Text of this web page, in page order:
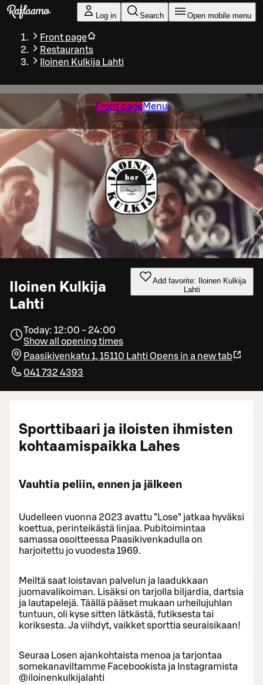
Skip to main content
Log in Search Open mobile menu
Front page
Restaurants
Iloinen Kulkija Lahti
Front pageMenu
Iloinen Kulkija
Lahti
Add favorite: Iloinen Kulkija
Lahti
Today: 12:00 - 24:00
Show all opening times
Paasikivenkatu 1, 15110 Lahti Opens in a new tab
041 732 4393
Sporttibaari ja iloisten ihmisten
kohtaamispaikka Lahes
Vauhtia peliin, ennen ja jälkeen
Uudelleen vuonna 2023 avattu ”Lose” jatkaa hyväksi
koettua, perinteikästä linjaa. Pubitoimintaa
samassa osoitteessa Paasikivenkadulla on
harjoitettu jo vuodesta 1969.
Meiltä saat loistavan palvelun ja laadukkaan
juomavalikoiman. Lisäksi on tarjolla biljardia, dartsia
ja lautapelejä. Täällä pääset mukaan urheilujuhlan
tuntuun, oli kyse sitten lätkästä, futiksesta tai
koriksesta. Ja viihdyt, vaikket sporttia seuraisikaan!
Seuraa Losen ajankohtaista menoa ja tarjontaa
somekanaviltamme Facebookista ja Instagramista
@iloinenkulkijalahti